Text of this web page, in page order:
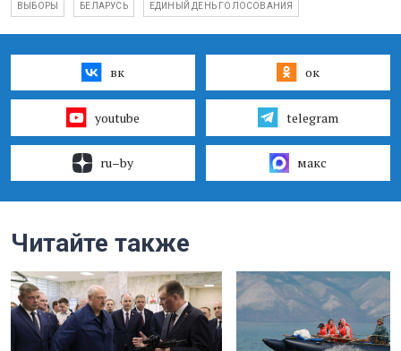
ВЫБОРЫ БЕЛАРУСЬ ЕДИНЫЙ ДЕНЬ ГОЛОСОВАНИЯ
вк ок
youtube telegram
ru–by макс
Читайте также